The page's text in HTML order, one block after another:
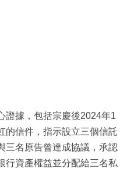
證據，包括宗慶後2024年1
的信件，指示設立三個信託
三名原告曾達成協議，承認
行資產權益並分配給三名私